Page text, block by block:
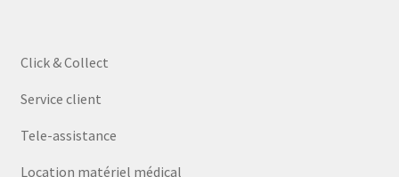
Click & Collect
Service client
Tele-assistance
Location matériel médical